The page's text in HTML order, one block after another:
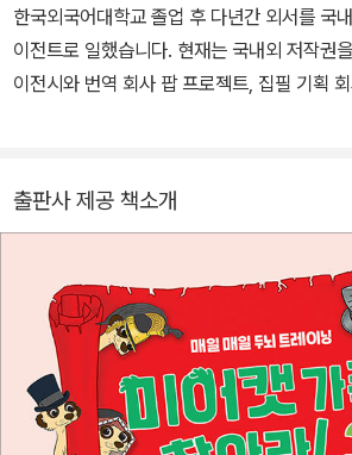
한국외국어대학교 졸업 후 다년간 외서를 국
이전트로 일했습니다. 현재는 국내외 저작권
이전시와 번역 회사 팝 프로젝트, 집필 기획
아』, 『양심 팬티』, 『숫자를 구해주세요』, 『꿈
과사전』외 다수가 있습니다.
출판사 제공 책소개